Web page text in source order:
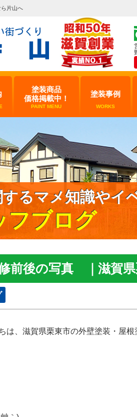
片山へ
塗装商品
価格掲載中！
PAINT MENU
塗装事例
WORKS
るマメ知識やイ
フブログ
前後の写真 ｜滋賀
は、滋賀県栗東市の外壁塗装・